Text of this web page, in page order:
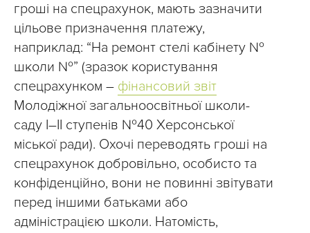
гроші на спецрахунок, мають зазначити
цільове призначення платежу,
наприклад: “На ремонт стелі кабінету №
школи №” (зразок користування
спецрахунком – фінансовий звіт
Молодіжної загальноосвітньої школи-
саду І–ІІ ступенів №40 Херсонської
міської ради). Охочі переводять гроші на
спецрахунок добровільно, особисто та
конфіденційно, вони не повинні звітувати
перед іншими батьками або
адміністрацією школи. Натомість,